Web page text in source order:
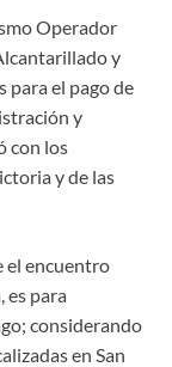
Operador
y
para el pago de
y
con los
y de las
el encuentro
es para
considerando
en San